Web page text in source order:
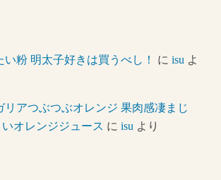
い粉 明太子好きは買うべし！ にisu よ
リアつぶつぶオレンジ 果肉感凄まじ
オレンジジュース にisu より